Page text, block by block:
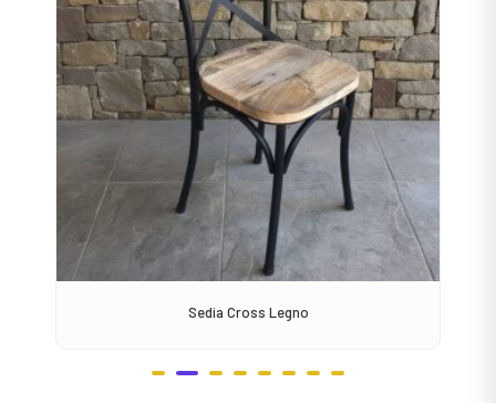
Sedia Cross Legno